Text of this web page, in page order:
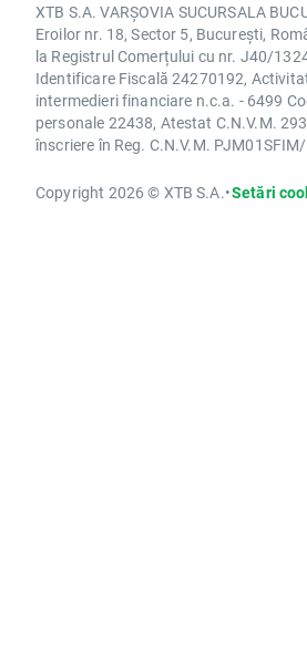
XTB S.A. VARȘOVIA SUCURSALA
Eroilor nr. 18, Sector 5, București,
la Registrul Comerțului cu nr. J40/
Identificare Fiscală 24270192,
intermedieri financiare n.c.a. - 6499
personale 22438, Atestat C.N.V.M.
înscriere în Reg. C.N.V.M.
Copyright 2026 © XTB S.A.•Setări